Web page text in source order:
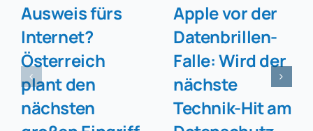
Ausweis fürs
Internet?
Österreich
plant den
nächsten
Apple vor der
Datenbrillen-
Falle: Wird der
nächste
Technik-Hit am